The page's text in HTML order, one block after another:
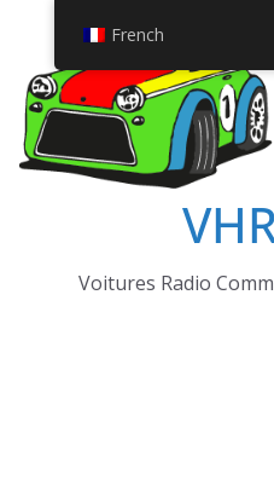
contenu
Voitures Radio
French